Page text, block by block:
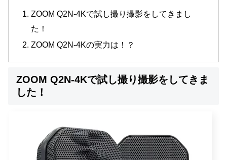
ZOOM Q2N-4Kで試し撮り撮影をしてきまし
た！
ZOOM Q2N-4Kの実力は！？
ZOOM Q2N-4Kで試し撮り撮影をしてきま
した！